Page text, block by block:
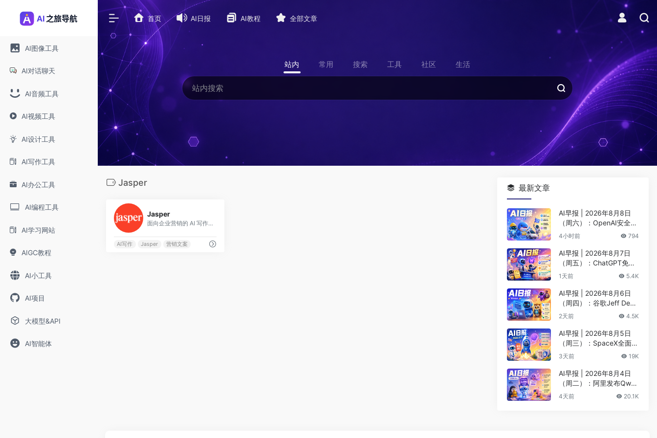
AI图像工具
AI对话聊天
AI音频工具
AI视频工具
AI设计工具
AI写作工具
AI办公工具
AI编程工具
AI学习网站
AIGC教程
AI小工具
AI项目
大模型&API
AI智能体
首页 AI日报 AI教程 全部文章
站内 常用 搜索 工具 社区 生活
Jasper
Jasper
面向企业营销的 AI 写作平台
AI写作 Jasper 营销文案
最新文章
AI早报 | 2026年8月8日
（周六）：OpenAI安全评
估暂停Astra开发、DeepS
资
4小时前 794
AI早报 | 2026年8月7日
（周五）：ChatGPT免费
版升级GPT-5.6 Luna无限
萨比斯卸任CEO
1天前 5.4K
AI早报 | 2026年8月6日
（周四）：谷歌Jeff Dean
创办AI科学公司、Meta发
2天前 4.5K
AI早报 | 2026年8月5日
（周三）：SpaceX全面押
注英伟达布局太空AI、四
3天前 19K
AI早报 | 2026年8月4日
（周二）：阿里发布Qwen
3.8-Max旗舰模型、MiniM
4天前 20.1K